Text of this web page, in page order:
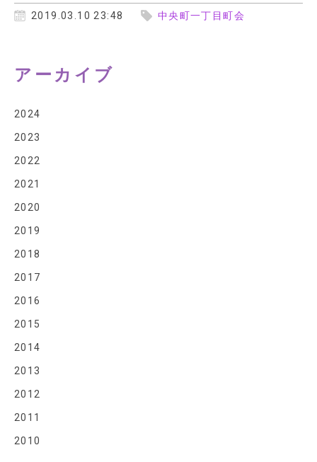
2019.03.10 23:48 中央町一丁目町会
アーカイブ
2024
2023
2022
2021
2020
2019
2018
2017
2016
2015
2014
2013
2012
2011
2010